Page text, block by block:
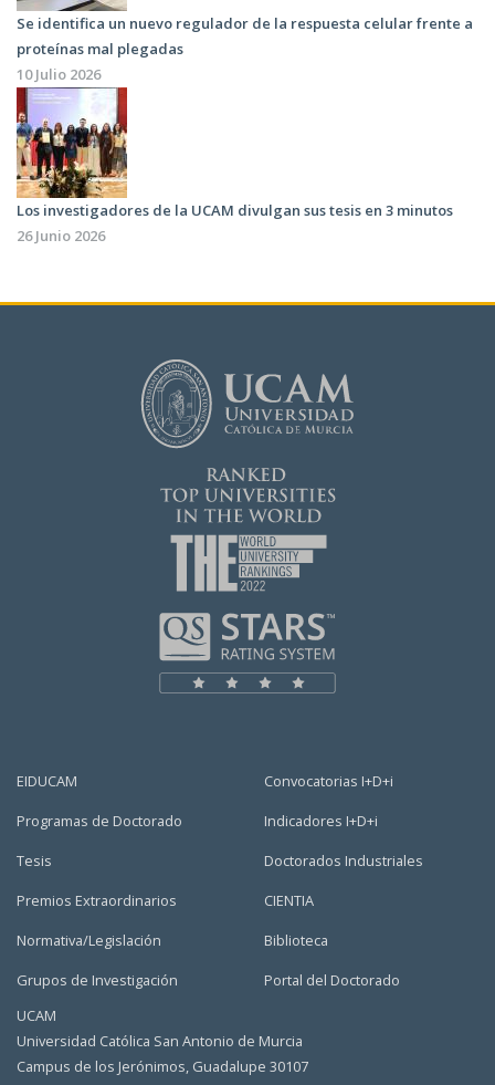
Se identifica un nuevo regulador de la respuesta celular frente a
proteínas mal plegadas
10 Julio 2026
Los investigadores de la UCAM divulgan sus tesis en 3 minutos
26 Junio 2026
EIDUCAM
Programas de Doctorado
Tesis
Premios Extraordinarios
Normativa/Legislación
Grupos de Investigación
Convocatorias I+D+i
Indicadores I+D+i
Doctorados Industriales
CIENTIA
Biblioteca
Portal del Doctorado
UCAM
Universidad Católica San Antonio de Murcia
Campus de los Jerónimos, Guadalupe 30107